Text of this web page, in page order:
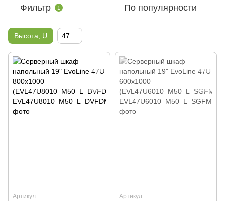
Фильтр 1 По популярности
Высота, U 47
Артикул:
Артикул: